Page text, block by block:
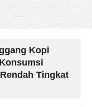
Kopi
Tingkat